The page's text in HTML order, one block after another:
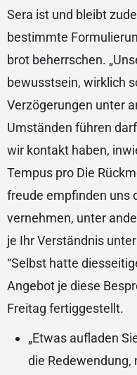
Sera ist und bleibt
bestimmte
brot beherrschen.
bewusstsein, wirklich
Verzögerungen unter
Umständen führen
wir kontakt haben,
Tempus pro Die
freude empfinden uns
vernehmen, unter
je Ihr Verständnis
“Selbst hatte
Angebot je diese
Freitag fertiggestellt.
„Etwas aufladen
die Redewendung,